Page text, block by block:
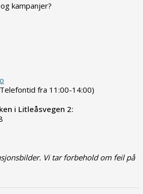
kampanjer?
fra 11:00-14:00)
i Litleåsvegen 2:
Vi tar forbehold om feil på